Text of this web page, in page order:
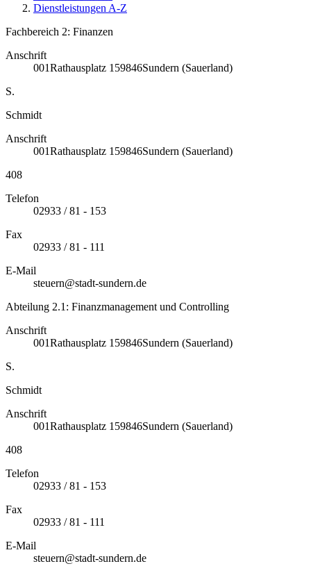
Dienstleistungen A-Z
Fachbereich 2: Finanzen
Anschrift
001Rathausplatz 1 59846Sundern (Sauerland)
S.
Schmidt
Anschrift
001Rathausplatz 1 59846Sundern (Sauerland)
408
Telefon
02933 / 81 - 153
Fax
02933 / 81 - 111
E-Mail
steuern@stadt-sundern.de
Abteilung 2.1: Finanzmanagement und Controlling
Anschrift
001Rathausplatz 1 59846Sundern (Sauerland)
S.
Schmidt
Anschrift
001Rathausplatz 1 59846Sundern (Sauerland)
408
Telefon
02933 / 81 - 153
Fax
02933 / 81 - 111
E-Mail
steuern@stadt-sundern.de